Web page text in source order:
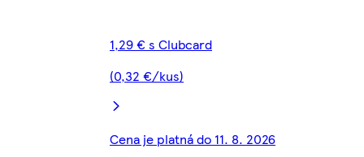
1,29 € s Clubcard
(0,32 €/kus)
Cena je platná do 11. 8. 2026